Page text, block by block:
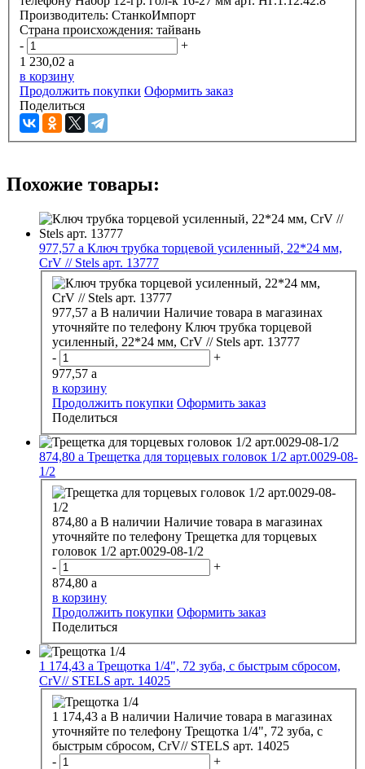
Производитель: СтанкоИмпорт
Страна происхождения: тайвань
-
+
1 230,02 a
в корзину
Продолжить покупки Оформить заказ
Поделиться
Похожие товары:
977,57 a Ключ трубка торцевой усиленный, 22*24 мм,
CrV // Stels арт. 13777
977,57 a В наличии Наличие товара в магазинах
уточняйте по телефону Ключ трубка торцевой
усиленный, 22*24 мм, CrV // Stels арт. 13777
-
+
977,57 a
в корзину
Продолжить покупки Оформить заказ
Поделиться
874,80 a Трещетка для торцевых головок 1/2 арт.0029-08-
1/2
874,80 a В наличии Наличие товара в магазинах
уточняйте по телефону Трещетка для торцевых
головок 1/2 арт.0029-08-1/2
-
+
874,80 a
в корзину
Продолжить покупки Оформить заказ
Поделиться
1 174,43 a Трещотка 1/4", 72 зуба, с быстрым сбросом,
CrV// STELS арт. 14025
1 174,43 a В наличии Наличие товара в магазинах
уточняйте по телефону Трещотка 1/4", 72 зуба, с
быстрым сбросом, CrV// STELS арт. 14025
-
+